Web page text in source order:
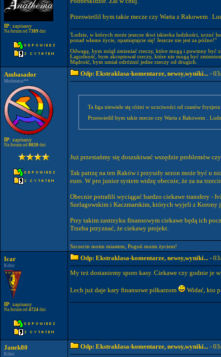
IP: zapisany
Na forum od 7389 dni
Przeswietlil bym takie mecze czy Warta z Rakowem .
'Ludzie, w których może jeszcze tkwi iskierka ludzkości, uczuć
ponad własne życie, opamiętajcie się! Jeszcze nie jest za późno!"
Odwagę, bym mógł zmieniać rzeczy, które mogą i powinny być
Łagodność, bym akceptował rzeczy, które nie mogą być
Mądrość, bym umiał odróżnić jedne rzeczy od drugich.
Ambasador
Moderator**
IP: zapisany
Na forum od 8020 dni
Odp: Ekstraklasa-komentarze, newsy,wyniki... -
Przeswietlil bym takie mecze czy Warta z Rakowem .
Już przestańmy się doszukiwać wszędzie problemów
Tak patrzę na ten Raków i przyszły sezon może być u
euro. W pro junior system widzę obecnie, że za na
Obecnie potrafili wyciągać bardzo ciekawe transfery -
Szelagowskim i Kaczmarskim, których wyjeli z Korony
Przy takim zastrzyku finansowym ciekawe będą ich
Trzeba przyznać, że ciekawy projekt.
Szczecin moim miastem, Pogoń moim życiem!
Icar
Kibic
IP: zapisany
Na forum od 4724 dni
Odp: Ekstraklasa-komentarze, newsy,wyniki... -
My też dostaniemy sporo kasy. Ciekawe czy godnie je
Lech już daje kary finansowe piłkarzom Widać, kto
Janek80
Kibic
Odp: Ekstraklasa-komentarze, newsy,wyniki... -